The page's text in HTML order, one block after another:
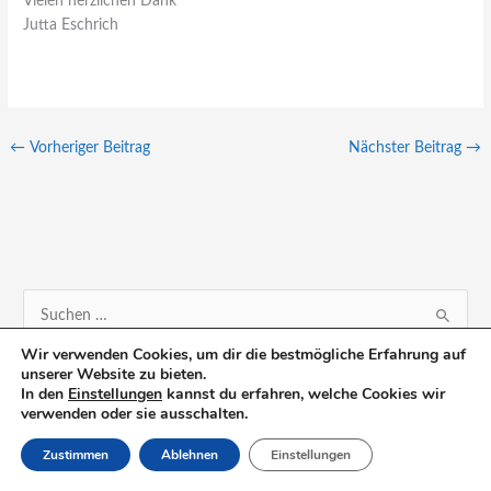
Jutta Eschrich
← Vorheriger Beitrag Nächster Beitrag →
u
c
h
e
n
Wir verwenden Cookies, um dir die bestmögliche Erfahrung auf
unserer Website zu bieten.
In den Einstellungen kannst du erfahren, welche Cookies wir
verwenden oder sie ausschalten.
Zustimmen Ablehnen Einstellungen